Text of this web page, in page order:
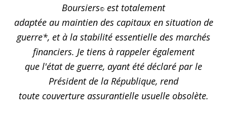
Boursiers© est totalement
adaptée au maintien des capitaux en situation de
guerre*, et à la stabilité essentielle des marchés
financiers. Je tiens à rappeler également
que l'état de guerre, ayant été déclaré par le
Président de la République, rend
toute couverture assurantielle usuelle obsolète.